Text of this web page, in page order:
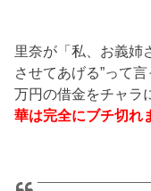
里奈が「私、お義姉
させてあげる”って
万円の借金をチャラ
華は完全にブチ切れ